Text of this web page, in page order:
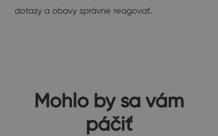
dotazy a obavy správne reagovať.
Mohlo by sa vám
páčiť